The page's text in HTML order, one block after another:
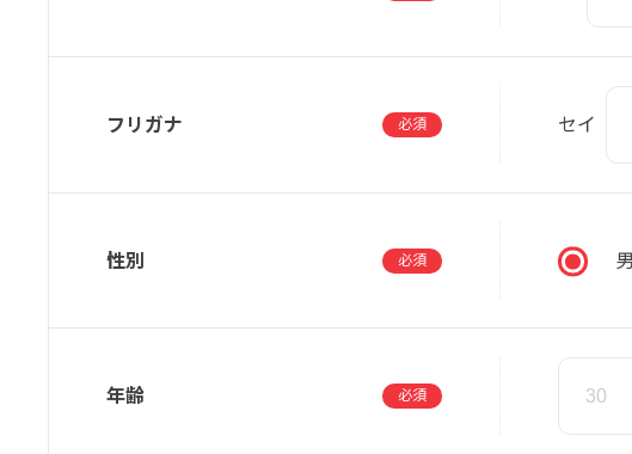
フリガナ 必須 セイ
性別 必須
年齢 必須